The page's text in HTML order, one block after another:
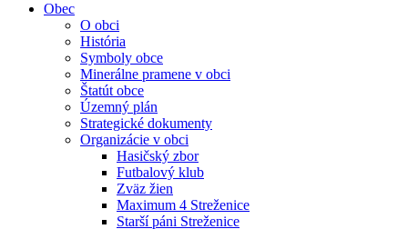
Obec
O obci
História
Symboly obce
Minerálne pramene v obci
Štatút obce
Územný plán
Strategické dokumenty
Organizácie v obci
Hasičský zbor
Futbalový klub
Zväz žien
Maximum 4 Streženice
Starší páni Streženice